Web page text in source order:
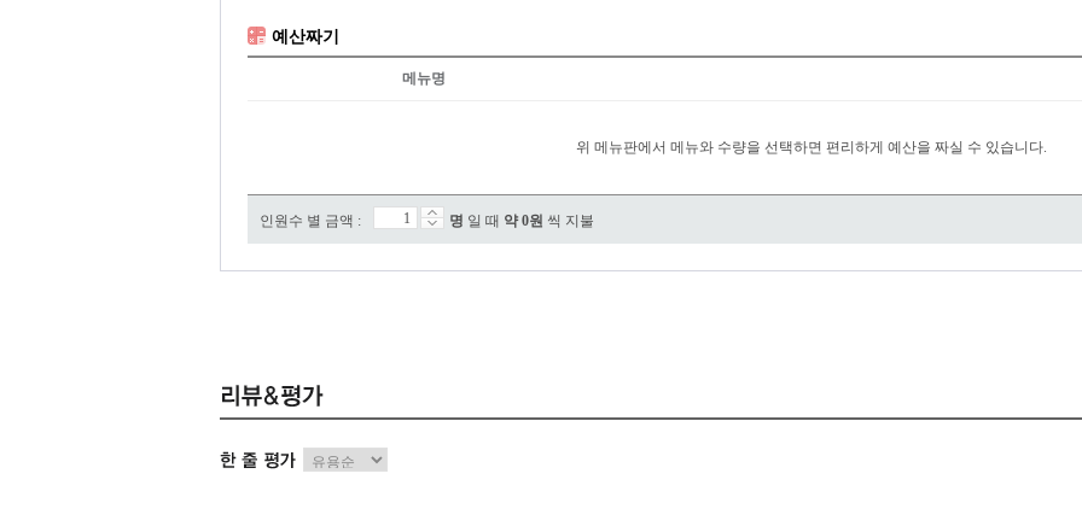
예산짜기
메뉴명
위 메뉴판에서 메뉴와 수량을 선택하면 편리하게 예산을 짜실 수 있습니다.
인원수 별 금액 : 명 일 때 약0원 씩 지불